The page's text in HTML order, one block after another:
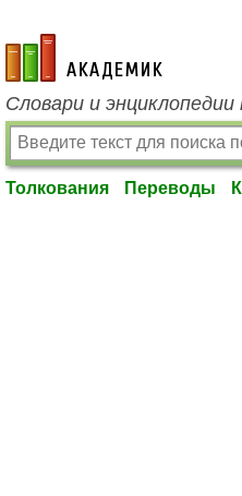
academic.ru
Словари и
Толкования Переводы